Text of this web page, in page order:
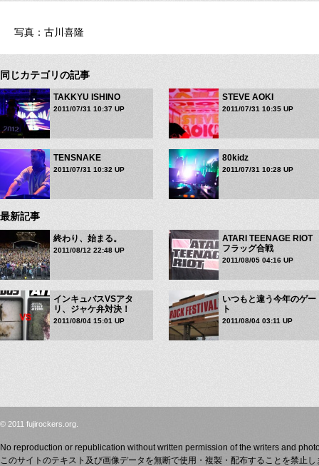
写真：古川喜隆
同じカテゴリの記事
TAKKYU ISHINO
2011/07/31 10:37 UP
STEVE AOKI
2011/07/31 10:35 UP
TENSNAKE
2011/07/31 10:32 UP
80kidz
2011/07/31 10:28 UP
最新記事
終わり、始まる。
2011/08/12 22:48 UP
ATARI TEENAGE RIOT
フラッグ合戦
2011/08/05 04:16 UP
インキュバスVSアタ
リ、ジャケ弁対決！
2011/08/04 15:01 UP
いつもと違う今年のゲー
ト
2011/08/04 03:11 UP
© 2011 fujirockers.org.
No reproduction or republication without written permission of the writers and
このサイトのテキスト及び画像データを無断で使用・複製・配布することを禁止